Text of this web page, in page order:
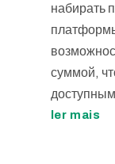
набирать
суммой,
ler mais